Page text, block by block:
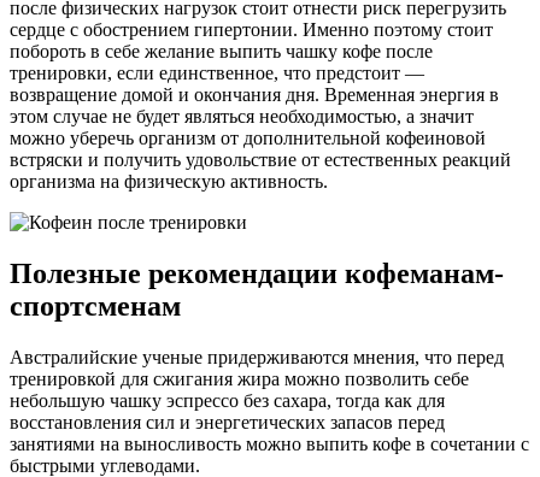
после физических нагрузок стоит отнести риск перегрузить
сердце с обострением гипертонии. Именно поэтому стоит
побороть в себе желание выпить чашку кофе после
тренировки, если единственное, что предстоит —
возвращение домой и окончания дня. Временная энергия в
этом случае не будет являться необходимостью, а значит
можно уберечь организм от дополнительной кофеиновой
встряски и получить удовольствие от естественных реакций
организма на физическую активность.
Полезные рекомендации кофеманам-
спортсменам
Австралийские ученые придерживаются мнения, что перед
тренировкой для сжигания жира можно позволить себе
небольшую чашку эспрессо без сахара, тогда как для
восстановления сил и энергетических запасов перед
занятиями на выносливость можно выпить кофе в сочетании с
быстрыми углеводами.